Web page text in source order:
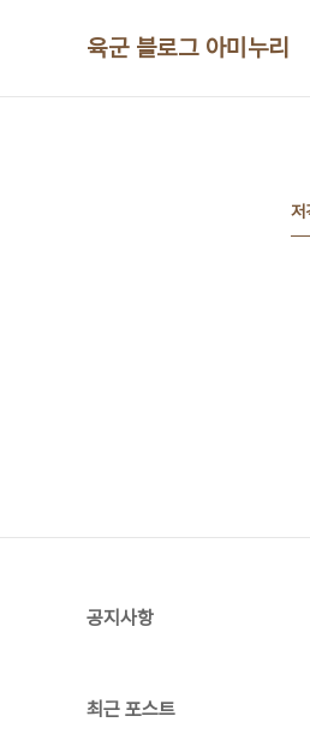
육군 블로그 아미누리
저
공지사항
최근 포스트